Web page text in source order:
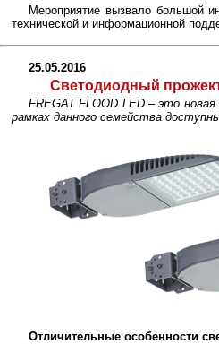
Мероприятие вызвало большой
технической и информационной
25.05.2016
Светодиодный
FREGAT FLOOD LED – это
рамках данного семейства
Отличительные особенности